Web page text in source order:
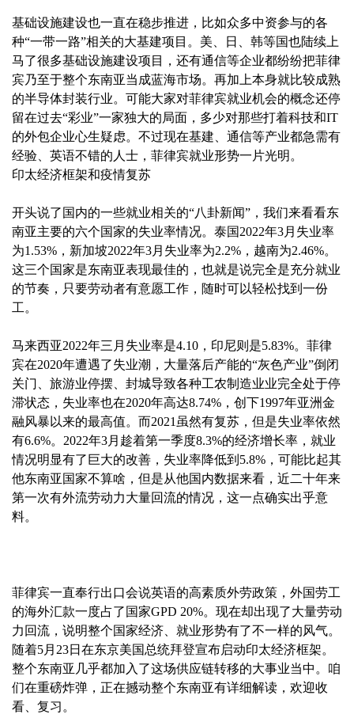
基础设施建设也一直在稳步推进，比如众多中资参与的各
种“一带一路”相关的大基建项目。美、日、韩等国也陆续上
马了很多基础设施建设项目，还有通信等企业都纷纷把菲律
宾乃至于整个东南亚当成蓝海市场。再加上本身就比较成熟
的半导体封装行业。可能大家对菲律宾就业机会的概念还停
留在过去“彩业”一家独大的局面，多少对那些打着科技和IT
的外包企业心生疑虑。不过现在基建、通信等产业都急需有
经验、英语不错的人士，菲律宾就业形势一片光明。
印太经济框架和疫情复苏
开头说了国内的一些就业相关的“八卦新闻”，我们来看看东
南亚主要的六个国家的失业率情况。泰国2022年3月失业率
为1.53%，新加坡2022年3月失业率为2.2%，越南为2.46%。
这三个国家是东南亚表现最佳的，也就是说完全是充分就业
的节奏，只要劳动者有意愿工作，随时可以轻松找到一份
工。
马来西亚2022年三月失业率是4.10，印尼则是5.83%。菲律
宾在2020年遭遇了失业潮，大量落后产能的“灰色产业”倒闭
关门、旅游业停摆、封城导致各种工农制造业业完全处于停
滞状态，失业率也在2020年高达8.74%，创下1997年亚洲金
融风暴以来的最高值。而2021虽然有复苏，但是失业率依然
有6.6%。2022年3月趁着第一季度8.3%的经济增长率，就业
情况明显有了巨大的改善，失业率降低到5.8%，可能比起其
他东南亚国家不算啥，但是从他国内数据来看，近二十年来
第一次有外流劳动力大量回流的情况，这一点确实出乎意
料。
菲律宾一直奉行出口会说英语的高素质外劳政策，外国劳工
的海外汇款一度占了国家GPD 20%。现在却出现了大量劳动
力回流，说明整个国家经济、就业形势有了不一样的风气。
随着5月23日在东京美国总统拜登宣布启动印太经济框架。
整个东南亚几乎都加入了这场供应链转移的大事业当中。咱
们在重磅炸弹，正在撼动整个东南亚有详细解读，欢迎收
看、复习。